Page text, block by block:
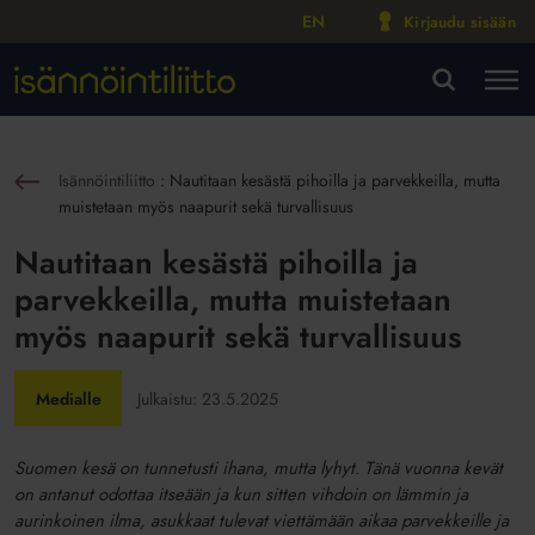
EN Kirjaudu sisään
Isännöintiliitto : Nautitaan kesästä pihoilla ja parvekkeilla, mutta
muistetaan myös naapurit sekä turvallisuus
Nautitaan kesästä pihoilla ja
parvekkeilla, mutta muistetaan
myös naapurit sekä turvallisuus
Medialle Julkaistu: 23.5.2025
Suomen kesä on tunnetusti ihana, mutta lyhyt. Tänä vuonna kevät
on antanut odottaa itseään ja kun sitten vihdoin on lämmin ja
aurinkoinen ilma, asukkaat tulevat viettämään aikaa parvekkeille ja